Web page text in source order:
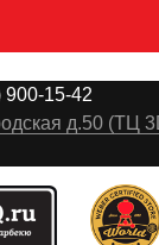
900-15-42
д.50 (ТЦ